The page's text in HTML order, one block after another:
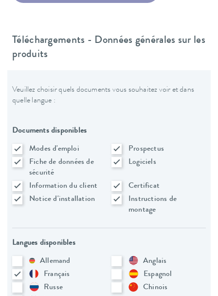
Téléchargements - Données générales sur les
produits
Veuillez choisir quels documents vous souhaitez voir et dans
quelle langue :
Documents disponibles
Modes d'emploi
Prospectus
Fiche de données de
sécurité
Logiciels
Information du client
Certificat
Notice d'installation
Instructions de
montage
Langues disponibles
Allemand
Anglais
Français
Espagnol
Russe
Chinois